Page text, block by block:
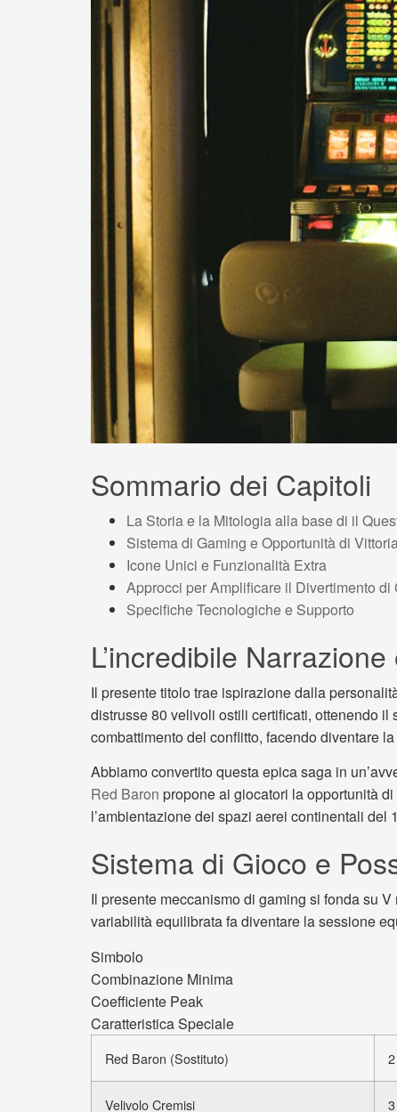
Sommario dei Capitoli
La Storia e la Mitologia alla base di il
Sistema di Gaming e Opportunità di
Icone Unici e Funzionalità Extra
Approcci per Amplificare il Divertimento di
Specifiche Tecnologiche e Supporto
L’incredibile
Il presente titolo trae ispirazione dalla
distrusse 80 velivoli ostili certificati, ottenendo
combattimento del conflitto, facendo diventare
Abbiamo convertito questa epica saga in
Red Baron propone ai giocatori la opportunità
l’ambientazione dei spazi aerei continentali del
Sistema di Gioco e
Il presente meccanismo di gaming si fonda su
variabilità equilibrata fa diventare la sessione
Simbolo
Combinazione Minima
Coefficiente Peak
Caratteristica Speciale
Red Baron (Sostituto)
Velivolo Cremisi